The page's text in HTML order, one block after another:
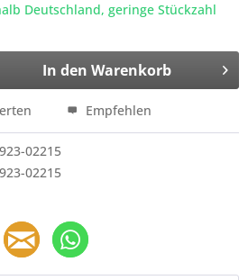
Deutschland, geringe Stückzahl
In den Warenkorb
Empfehlen
923-02215
923-02215